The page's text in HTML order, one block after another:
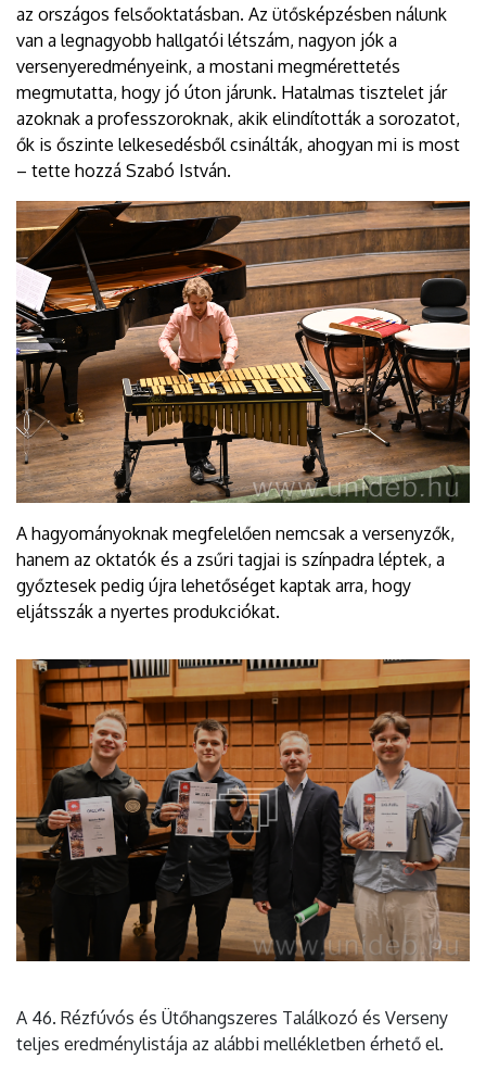
az országos felsőoktatásban. Az ütősképzésben nálunk
van a legnagyobb hallgatói létszám, nagyon jók a
versenyeredményeink, a mostani megmérettetés
megmutatta, hogy jó úton járunk. Hatalmas tisztelet jár
azoknak a professzoroknak, akik elindították a sorozatot,
ők is őszinte lelkesedésből csinálták, ahogyan mi is most
– tette hozzá Szabó István.
A hagyományoknak megfelelően nemcsak a versenyzők,
hanem az oktatók és a zsűri tagjai is színpadra léptek, a
győztesek pedig újra lehetőséget kaptak arra, hogy
eljátsszák a nyertes produkciókat.
A 46. Rézfúvós és Ütőhangszeres Találkozó és Verseny
teljes eredménylistája az alábbi mellékletben érhető el.